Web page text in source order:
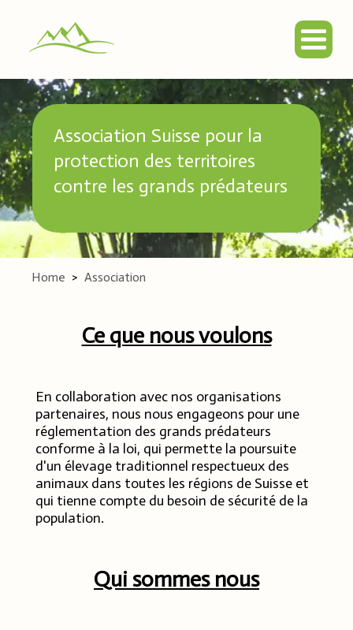
Association Suisse pour la
protection des territoires
contre les grands prédateurs
Home > Association
Ce que nous voulons
En collaboration avec nos organisations
partenaires, nous nous engageons pour une
réglementation des grands prédateurs
conforme à la loi, qui permette la poursuite
d'un élevage traditionnel respectueux des
animaux dans toutes les régions de Suisse et
qui tienne compte du besoin de sécurité de la
population.
Qui sommes nous